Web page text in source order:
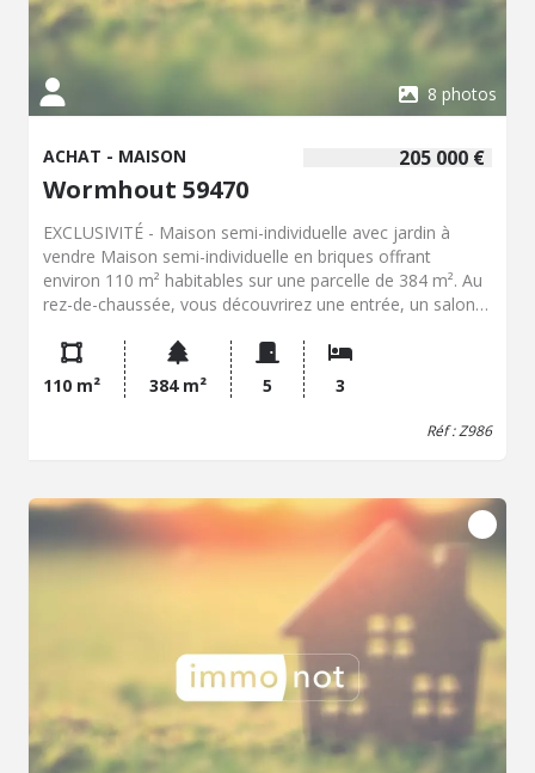
vis-à-vis Une maison idéale pour une famille recherchant
espace, confort et potentiel d'évolution, à découvrir sans
tarder sur la commune de Millam. Contactez notre office
notarial pour obtenir de plus amples renseignements sur
cette maison à vendre à Millam.
8 photos
205 000 €
ACHAT - MAISON
Wormhout 59470
EXCLUSIVITÉ - Maison semi-individuelle avec jardin à
vendre Maison semi-individuelle en briques offrant
environ 110 m² habitables sur une parcelle de 384 m². Au
rez-de-chaussée, vous découvrirez une entrée, un salon,
avec vue sur le jardin, un WC ainsi qu'une cave. Au
premier étage, le palier dessert une salle de bains avec
douche à finaliser ainsi que deux belles chambres de 14
m² et 12 m². Au deuxième étage, le palier distribue deux
À l'extérieur, vous profiterez d'un jardin clos avec
terrasse. Un petit garage attenant permettra le
stationnement d'une moto, de vélos ou servira d'espace
de stockage. Prestations : Pompe à chaleur Poêle à
granulés et complément électrique Menuiseries PVC
double vitrage et aluminium Toiture refaite en 2023
(charpente, combles et vélux) Un bien idéal pour une
famille ou un premier achat, situé dans un environnement
110 m² 384 m² 5 3
Réf : Z986